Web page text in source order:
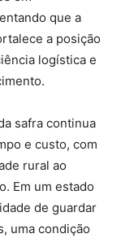
que a
a posição
logística e
safra continua
e custo, com
rural ao
Em um estado
de guardar
uma condição